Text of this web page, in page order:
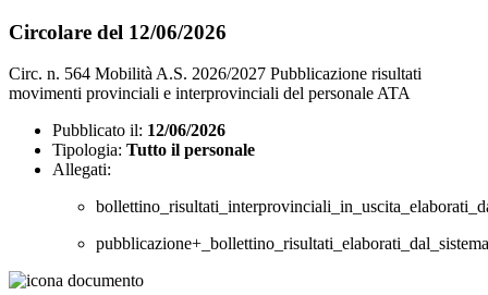
Circolare del 12/06/2026
Circ. n. 564 Mobilità A.S. 2026/2027 Pubblicazione risultati
movimenti provinciali e interprovinciali del personale ATA
Pubblicato il: 12/06/2026
Tipologia: Tutto il personale
Allegati: